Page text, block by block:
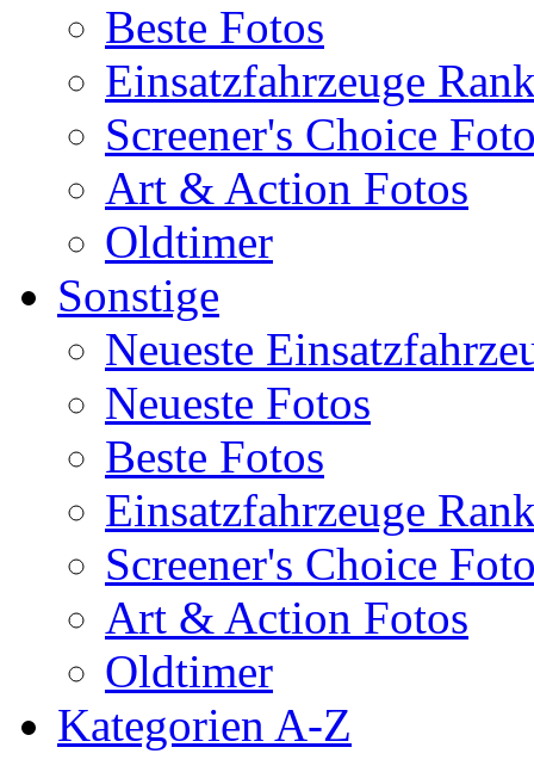
Beste Fotos
Einsatzfahrzeuge
Screener's Choice
Art & Action Fotos
Oldtimer
Sonstige
Neueste
Neueste Fotos
Beste Fotos
Einsatzfahrzeuge
Screener's Choice
Art & Action Fotos
Oldtimer
Kategorien A-Z